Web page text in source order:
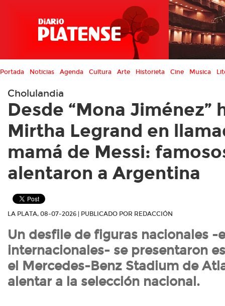
Portada Noticias Agenda Cultura Arte Historieta Cine Musica
Cholulandia
Desde “Mona Jiménez”
Mirtha Legrand en
mamá de Messi:
alentaron a Argentina
LA PLATA, 08-07-2026 | PUBLICADO POR REDACCIÓN
Un desfile de figuras nacionales -e
internacionales- se presentaron
el Mercedes-Benz Stadium de
alentar a la selección nacional.